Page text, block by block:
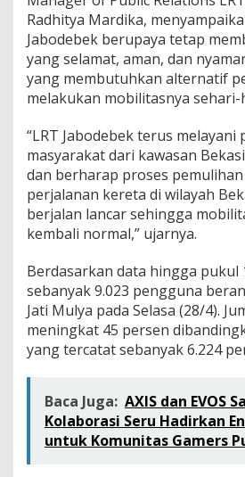
i
k
a
w
a
s
a
B
e
a
s
i
Radhitya Mardika,
Jabodebek berupaya tetap
yang selamat, aman, dan
yang membutuhkan alternatif
melakukan mobilitasnya sehari-
“LRT Jabodebek terus melayani
masyarakat dari kawasan
dan berharap proses
perjalanan kereta di wilayah
berjalan lancar sehingga
kembali normal,” ujarnya.
Berdasarkan data hingga pukul
sebanyak 9.023 pengguna
Jati Mulya pada Selasa (28/4).
meningkat 45 persen
yang tercatat sebanyak 6.224
Baca Juga: AXIS dan EVOS
Kolaborasi Seru Hadirkan
untuk Komunitas Gamers